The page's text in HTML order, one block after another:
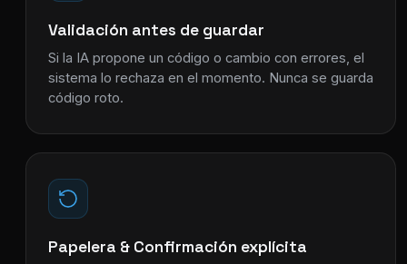
Validación antes de guardar
Si la IA propone un código o cambio con errores, el
sistema lo rechaza en el momento. Nunca se guarda
código roto.
Papelera & Confirmación explícita